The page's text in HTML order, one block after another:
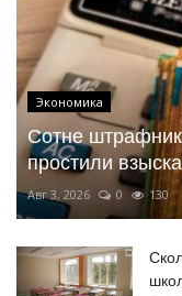
Экономика
Сотне
простили
Авг 3, 2026 0 130